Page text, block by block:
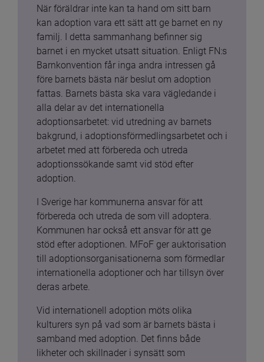
När föräldrar inte kan ta hand om sitt barn
kan adoption vara ett sätt att ge barnet en ny
familj. I detta sammanhang befinner sig
barnet i en mycket utsatt situation. Enligt FN:s
Barnkonvention får inga andra intressen gå
före barnets bästa när beslut om adoption
fattas. Barnets bästa ska vara vägledande i
alla delar av det internationella
adoptionsarbetet: vid utredning av barnets
bakgrund, i adoptionsförmedlingsarbetet och i
arbetet med att förbereda och utreda
adoptionssökande samt vid stöd efter
adoption.
I Sverige har kommunerna ansvar för att
förbereda och utreda de som vill adoptera.
Kommunen har också ett ansvar för att ge
stöd efter adoptionen. MFoF ger auktorisation
till adoptionsorganisationerna som förmedlar
internationella adoptioner och har tillsyn över
deras arbete.
Vid internationell adoption möts olika
kulturers syn på vad som är barnets bästa i
samband med adoption. Det finns både
likheter och skillnader i synsätt som